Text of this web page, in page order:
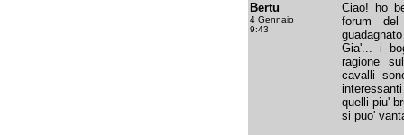
Bertu
4 Gennaio
9:43
Ciao! ho
forum
Gia'... i
ragione
cavalli
quelli piu'
si puo'